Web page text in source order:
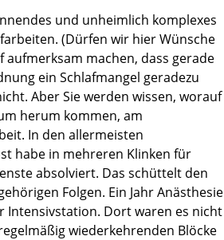
und unheimlich komplexes
(Dürfen wir hier Wünsche
aufmerksam machen, dass gerade
ein Schlafmangel geradezu
Aber Sie werden wissen, worauf
herum kommen, am
In den allermeisten
habe in mehreren Klinken für
absolviert. Das schüttelt den
Folgen. Ein Jahr Anästhesie
Intensivstation. Dort waren es nicht
wiederkehrenden Blöcke